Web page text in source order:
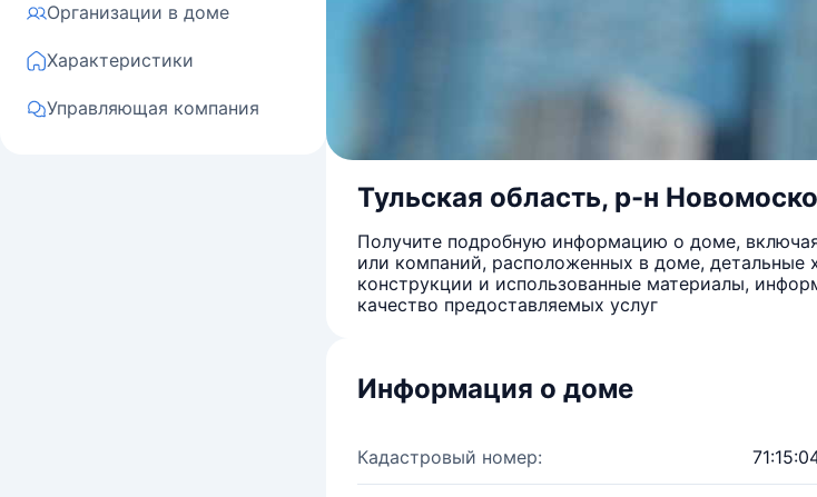
Организации в доме
Характеристики
Управляющая компания
Тульская область, р-н
Получите подробную информацию о доме,
или компаний, расположенных в доме, детальные
конструкции и использованные материалы,
качество предоставляемых услуг
Информация о доме
Кадастровый номер: